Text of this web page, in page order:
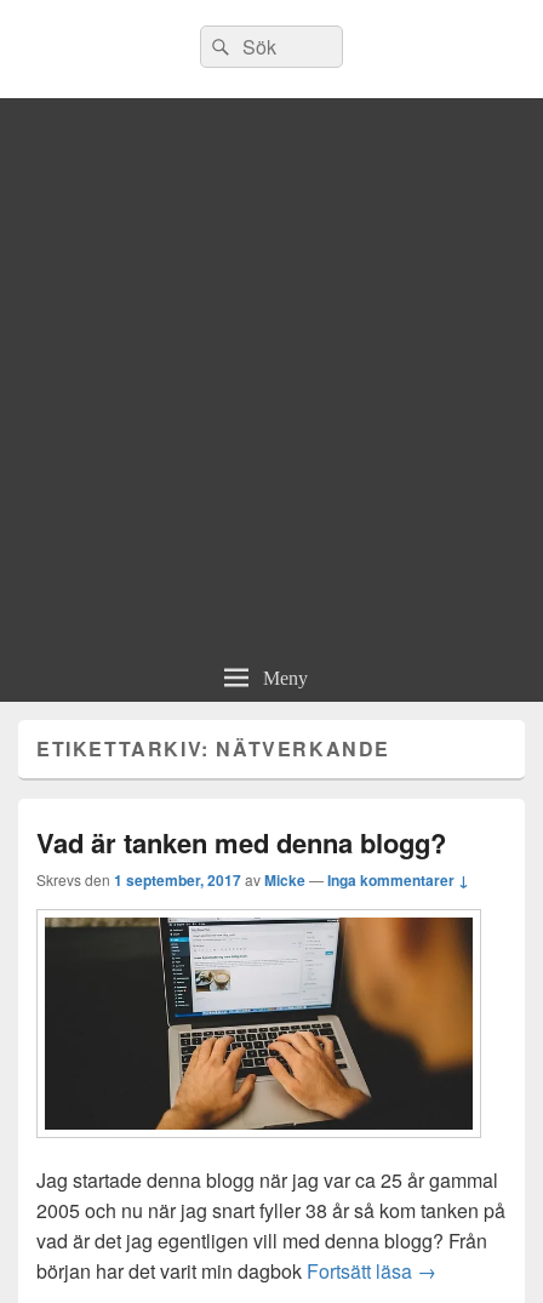
Sök
efter:
Sök
Meny
ETIKETTARKIV: NÄTVERKANDE
Vad är tanken med denna blogg?
Skrevs den 1 september, 2017avMicke—Inga kommentarer ↓
Jag startade denna blogg när jag var ca 25 år gammal
2005 och nu när jag snart fyller 38 år så kom tanken på
vad är det jag egentligen vill med denna blogg? Från
början har det varit min dagbok Fortsätt läsa Vad är
→